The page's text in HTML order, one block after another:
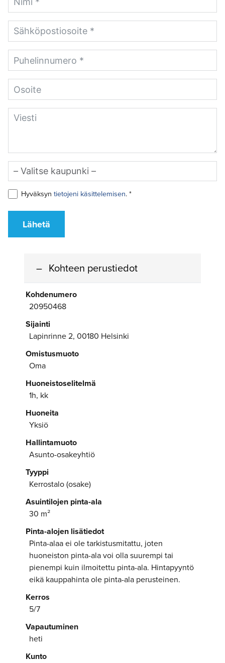
Hyväksyn tietojeni käsittelemisen. *
Lähetä
Kohteen perustiedot
Kohdenumero
20950468
Sijainti
Lapinrinne 2, 00180 Helsinki
Omistusmuoto
Oma
Huoneistoselitelmä
1h, kk
Huoneita
Yksiö
Hallintamuoto
Asunto-osakeyhtiö
Tyyppi
Kerrostalo (osake)
Asuintilojen pinta-ala
30 m²
Pinta-alojen lisätiedot
Pinta-alaa ei ole tarkistusmitattu, joten
huoneiston pinta-ala voi olla suurempi tai
pienempi kuin ilmoitettu pinta-ala. Hintapyyntö
eikä kauppahinta ole pinta-ala perusteinen.
Kerros
5/7
Vapautuminen
heti
Kunto